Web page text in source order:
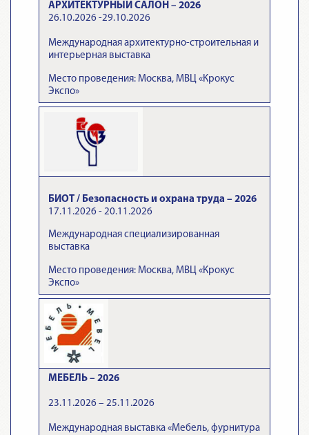
АРХИТЕКТУРНЫЙ САЛОН – 2026
26.10.2026 -29.10.2026
Международная архитектурно-строительная и
интерьерная выставка
Место проведения: Москва, МВЦ «Крокус
Экспо»
БИОТ / Безопасность и охрана труда – 2026
17.11.2026 - 20.11.2026
Международная специализированная
выставка
Место проведения: Москва, МВЦ «Крокус
Экспо»
МЕБЕЛЬ – 2026
23.11.2026 – 25.11.2026
Международная выставка «Мебель, фурнитура